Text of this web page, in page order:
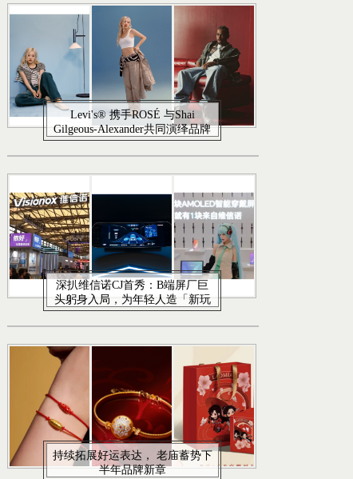
Levi's® 携手ROSÉ 与Shai
Gilgeous-Alexander共同演绎品牌
全新企划“Keep it Loose”
深扒维信诺CJ首秀：B端屏厂巨
头躬身入局，为年轻人造「新玩
具」，一场屏幕破圈实验打响
持续拓展好运表达， 老庙蓄势下
半年品牌新章